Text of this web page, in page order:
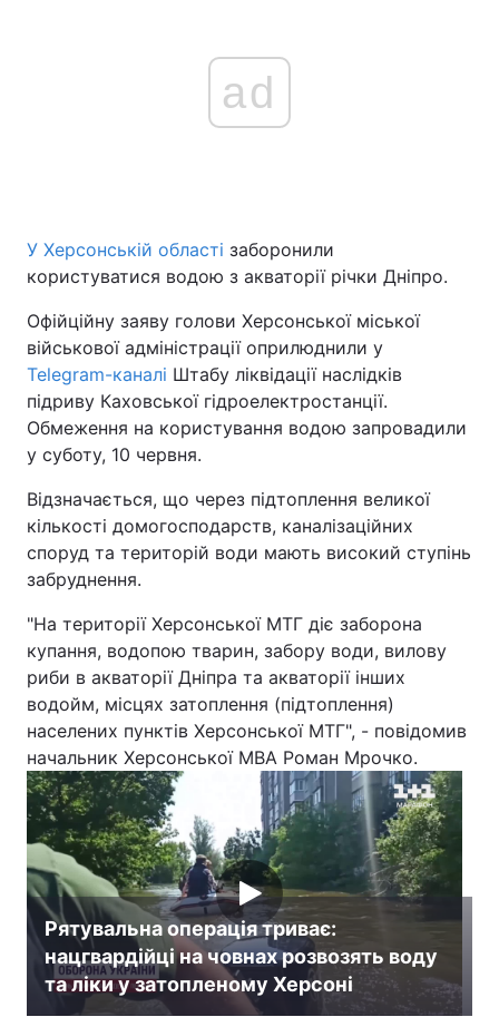
ad
У Херсонській області заборонили
користуватися водою з акваторії річки Дніпро.
Офійційну заяву голови Херсонської міської
військової адміністрації оприлюднили у
Telegram-каналі Штабу ліквідації наслідків
підриву Каховської гідроелектростанції.
Обмеження на користування водою запровадили
у суботу, 10 червня.
Відзначається, що через підтоплення великої
кількості домогосподарств, каналізаційних
споруд та територій води мають високий ступінь
забруднення.
"На території Херсонської МТГ діє заборона
купання, водопою тварин, забору води, вилову
риби в акваторії Дніпра та акваторії інших
водойм, місцях затоплення (підтоплення)
населених пунктів Херсонської МТГ", - повідомив
начальник Херсонської МВА Роман Мрочко.
Рятувальна операція триває:
нацгвардійці на човнах розвозять воду
та ліки у затопленому Херсоні